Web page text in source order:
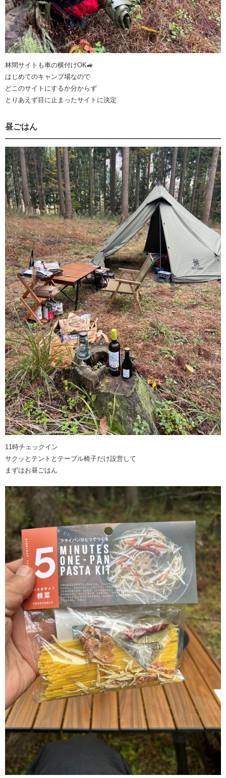
林間サイトも車の横付けOK🚙
はじめてのキャンプ場なので
どこのサイトにするか分からず
とりあえず目に止まったサイトに決定
昼ごはん
11時チェックイン
サクッとテントとテーブル椅子だけ設営して
まずはお昼ごはん